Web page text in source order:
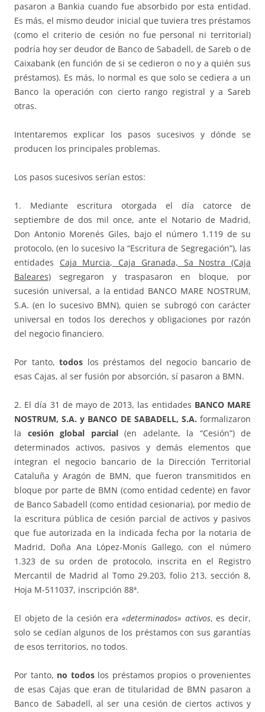
pasaron a Bankia cuando fue absorbido por esta entidad.
Es más, el mismo deudor inicial que tuviera tres préstamos
(como el criterio de cesión no fue personal ni territorial)
podría hoy ser deudor de Banco de Sabadell, de Sareb o de
Caixabank (en función de si se cedieron o no y a quién sus
préstamos). Es más, lo normal es que solo se cediera a un
Banco la operación con cierto rango registral y a Sareb
otras.
Intentaremos explicar los pasos sucesivos y dónde se
producen los principales problemas.
Los pasos sucesivos serían estos:
1. Mediante escritura otorgada el día catorce de
septiembre de dos mil once, ante el Notario de Madrid,
Don Antonio Morenés Giles, bajo el número 1.119 de su
protocolo, (en lo sucesivo la “Escritura de Segregación”), las
entidades Caja Murcia, Caja Granada, Sa Nostra (Caja
Baleares) segregaron y traspasaron en bloque, por
sucesión universal, a la entidad BANCO MARE NOSTRUM,
S.A. (en lo sucesivo BMN), quien se subrogó con carácter
universal en todos los derechos y obligaciones por razón
del negocio financiero.
Por tanto, todos los préstamos del negocio bancario de
esas Cajas, al ser fusión por absorción, sí pasaron a BMN.
2. El día 31 de mayo de 2013, las entidades BANCO MARE
NOSTRUM, S.A. y BANCO DE SABADELL, S.A. formalizaron
la cesión global parcial(en adelante, la “Cesión”) de
determinados activos, pasivos y demás elementos que
integran el negocio bancario de la Dirección Territorial
Cataluña y Aragón de BMN, que fueron transmitidos en
bloque por parte de BMN (como entidad cedente) en favor
de Banco Sabadell (como entidad cesionaria), por medio de
la escritura pública de cesión parcial de activos y pasivos
que fue autorizada en la indicada fecha por la notaria de
Madrid, Doña Ana López-Monís Gallego, con el número
1.323 de su orden de protocolo, inscrita en el Registro
Mercantil de Madrid al Tomo 29.203, folio 213, sección 8,
Hoja M-511037, inscripción 88ª.
El objeto de la cesión era «determinados» activos, es decir,
solo se cedían algunos de los préstamos con sus garantías
de esos territorios, no todos.
Por tanto, no todoslos préstamos propios o provenientes
de esas Cajas que eran de titularidad de BMN pasaron a
Banco de Sabadell, al ser una cesión de ciertos activos y